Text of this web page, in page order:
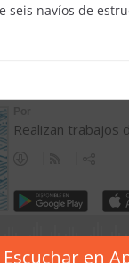
seis navíos de